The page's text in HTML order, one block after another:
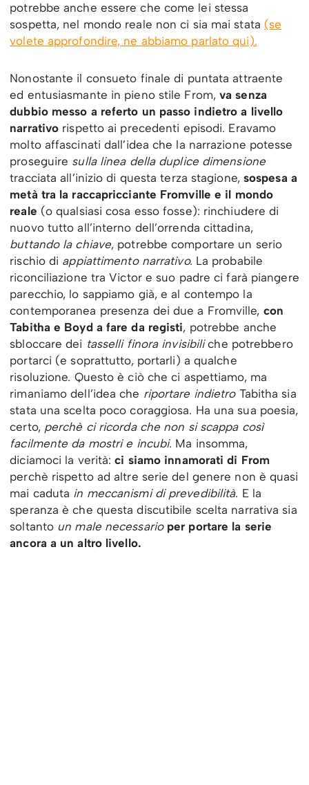
potrebbe anche essere che come lei stessa
sospetta, nel mondo reale non ci sia mai stata (se
volete approfondire, ne abbiamo parlato qui).
Nonostante il consueto finale di puntata attraente
ed entusiasmante in pieno stile From,va senza
dubbio messo a referto un passo indietro a livello
narrativo rispetto ai precedenti episodi. Eravamo
molto affascinati dall’idea che la narrazione potesse
proseguire sulla linea della duplice dimensione
tracciata all’inizio di questa terza stagione, sospesa a
metà tra la raccapricciante Fromville e il mondo
reale (o qualsiasi cosa esso fosse): rinchiudere di
nuovo tutto all’interno dell’orrenda cittadina,
buttando la chiave, potrebbe comportare un serio
rischio di appiattimento narrativo. La probabile
riconciliazione tra Victor e suo padre ci farà piangere
parecchio, lo sappiamo già, e al contempo la
contemporanea presenza dei due a Fromville, con
Tabitha e Boyd a fare da registi, potrebbe anche
sbloccare dei tasselli finora invisibiliche potrebbero
portarci (e soprattutto, portarli) a qualche
risoluzione. Questo è ciò che ci aspettiamo, ma
rimaniamo dell’idea che riportare indietro Tabitha sia
stata una scelta poco coraggiosa. Ha una sua poesia,
certo, perchè ci ricorda che non si scappa così
facilmente da mostri e incubi. Ma insomma,
diciamoci la verità:ci siamo innamorati di From
perchè rispetto ad altre serie del genere non è quasi
mai caduta in meccanismi di prevedibilità. E la
speranza è che questa discutibile scelta narrativa sia
soltanto un male necessario per portare la serie
ancora a un altro livello.